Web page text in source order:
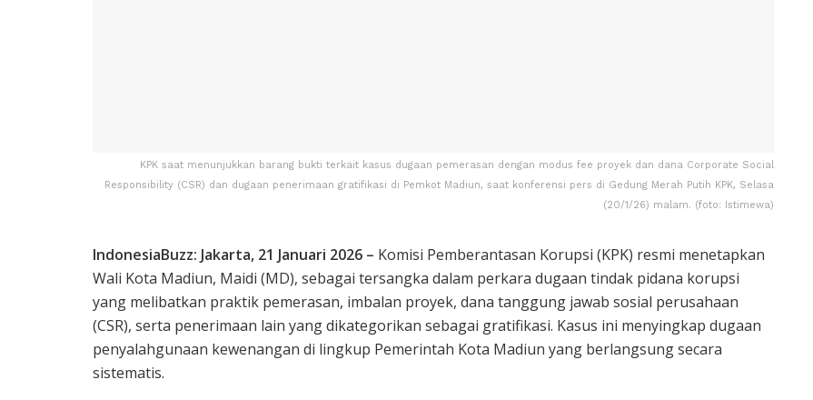
KPK saat menunjukkan barang bukti terkait kasus dugaan pemerasan dengan modus fee proyek dan dana Corporate Social
Responsibility (CSR) dan dugaan penerimaan gratifikasi di Pemkot Madiun, saat konferensi pers di Gedung Merah Putih KPK, Selasa
(20/1/26) malam. (foto: Istimewa)
IndonesiaBuzz: Jakarta, 21 Januari 2026 – Komisi Pemberantasan Korupsi (KPK) resmi menetapkan
Wali Kota Madiun, Maidi (MD), sebagai tersangka dalam perkara dugaan tindak pidana korupsi
yang melibatkan praktik pemerasan, imbalan proyek, dana tanggung jawab sosial perusahaan
(CSR), serta penerimaan lain yang dikategorikan sebagai gratifikasi. Kasus ini menyingkap dugaan
penyalahgunaan kewenangan di lingkup Pemerintah Kota Madiun yang berlangsung secara
sistematis.